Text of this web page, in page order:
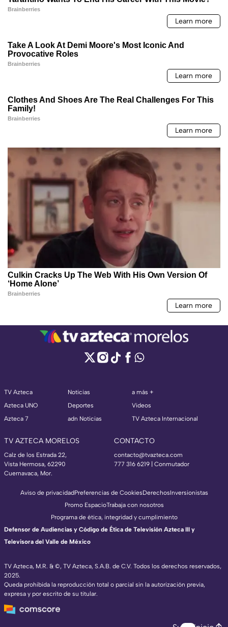
TV Azteca
Azteca UNO
Azteca 7
Noticias
Deportes
adn Noticias
a más +
Videos
TV Azteca Internacional
TV AZTECA MORELOS
Calz de los Estrada 22,
Vista Hermosa, 62290
Cuernavaca, Mor.
CONTACTO
contacto@tvazteca.com
777 316 6219 | Conmutador
TV Azteca, M.R. & ©, TV Azteca, S.A.B. de C.V. Todos los derechos reservados,
2025.
Queda prohibida la reproducción total o parcial sin la autorización previa,
expresa y por escrito de su titular.
Aviso de privacidadPreferencias de CookiesDerechosInversionistas
Promo EspacioTrabaja con nosotros
Programa de ética, integridad y cumplimiento
Defensor de Audiencias y Código de Ética de Televisión Azteca III y
Televisora del Valle de México